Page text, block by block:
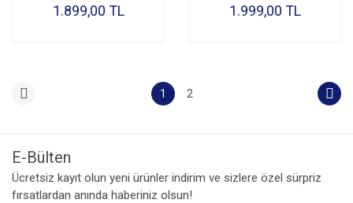
1.899,00 TL 1.999,00 TL
1 2
E-Bülten
Ücretsiz kayıt olun yeni ürünler indirim ve sizlere özel sürpriz
fırsatlardan anında haberiniz olsun!